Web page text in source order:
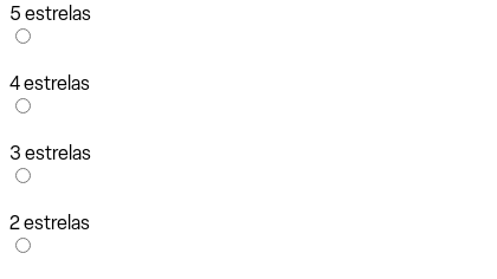
5 estrelas
4 estrelas
3 estrelas
2 estrelas